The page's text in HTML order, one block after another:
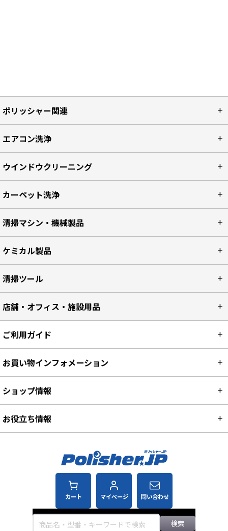
ポリッシャー関連
エアコン洗浄
ウインドウクリーニング
カーペット洗浄
清掃マシン・機械製品
ケミカル製品
清掃ツール
店舗・オフィス・施設用品
カート マイページ 問い合わせ
検索
ご利用ガイド
お買い物インフォメーション
ショップ情報
お役立ち情報